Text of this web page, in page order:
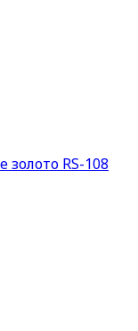
золото RS-108